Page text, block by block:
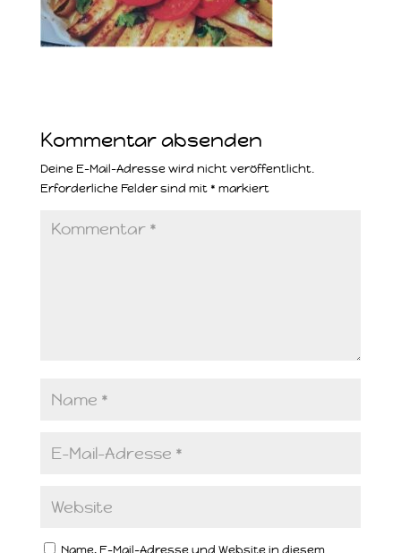
Kommentar absenden
Deine E-Mail-Adresse wird nicht veröffentlicht.
Erforderliche Felder sind mit * markiert